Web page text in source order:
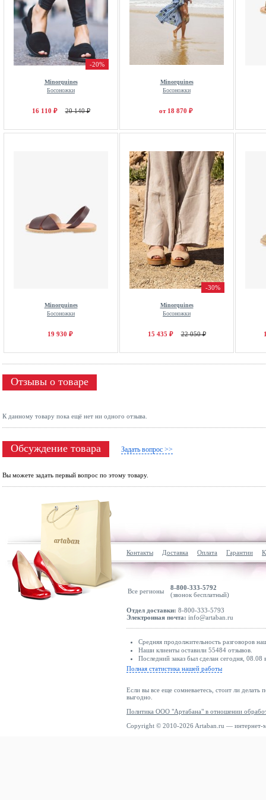
-20%
Minorquines
Босоножки
16 110 ₽ 20 140 ₽
Minorquines
Босоножки
от 18 870 ₽
Minorquines
Босоножки
19 930 ₽
-30%
Minorquines
Босоножки
15 435 ₽ 22 050 ₽
Отзывы о товаре
К данному товару пока ещё нет ни одного отзыва.
Обсуждение товара Задать вопрос >>
Вы можете задать первый вопрос по этому товару.
Контакты Доставка Оплата Гарантии
Все регионы
8-800-333-5792
(звонок бесплатный)
Отдел доставки: 8-800-333-5793
Электронная почта: info@artaban.ru
Средняя продолжительность разговоров
Наши клиенты оставили 55484 отзывов.
Последний заказ был сделан сегодня,
Полная статистика нашей работы
Если вы все еще сомневаетесь, стоит ли делать
выгодно.
Политика ООО "Артабана" в отношении
Copyright © 2010-2026 Artaban.ru — интернет-